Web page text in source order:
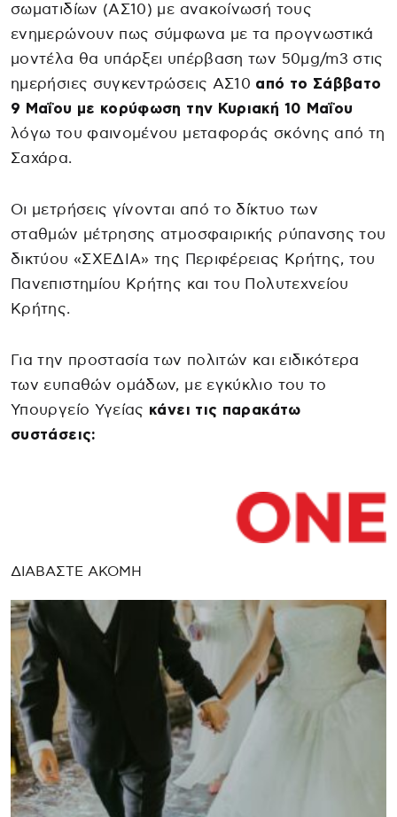
σωματιδίων (ΑΣ10) με ανακοίνωσή τους
ενημερώνουν πως σύμφωνα με τα προγνωστικά
μοντέλα θα υπάρξει υπέρβαση των 50μg/m3 στις
ημερήσιες συγκεντρώσεις ΑΣ10 από το Σάββατο
9 Μαΐου με κορύφωση την Κυριακή 10 Μαΐου
λόγω του φαινομένου μεταφοράς σκόνης από τη
Σαχάρα.
Οι μετρήσεις γίνονται από το δίκτυο των
σταθμών μέτρησης ατμοσφαιρικής ρύπανσης του
δικτύου «ΣΧΕΔΙΑ» της Περιφέρειας Κρήτης, του
Πανεπιστημίου Κρήτης και του Πολυτεχνείου
Κρήτης.
Για την προστασία των πολιτών και ειδικότερα
των ευπαθών ομάδων, με εγκύκλιο του το
Υπουργείο Υγείας κάνει τις παρακάτω
συστάσεις:
ΔΙΑΒΑΣΤΕ ΑΚΟΜΗ